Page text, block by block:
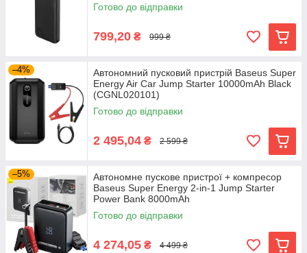
Готово до відправки
799,20 ₴ 999 ₴
–4%
Автономний пусковий пристрій Baseus Super
Energy Air Car Jump Starter 10000mAh Black
(CGNL020101)
Готово до відправки
2 495,04 ₴ 2 599 ₴
–5%
Автономне пускове пристрої + компресор
Baseus Super Energy 2-in-1 Jump Starter
Power Bank 8000mAh
Готово до відправки
4 274,05 ₴ 4 499 ₴